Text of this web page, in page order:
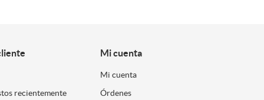
recientemente
Mi cuenta
Mi cuenta
Órdenes